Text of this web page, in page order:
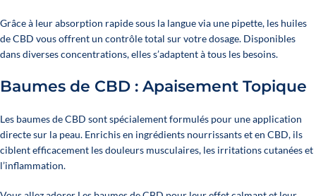
Grâce à leur absorption rapide sous la langue via une pipette, les huiles
de CBD vous offrent un contrôle total sur votre dosage. Disponibles
dans diverses concentrations, elles s’adaptent à tous les besoins.
Baumes de CBD : Apaisement Topique
Les baumes de CBD sont spécialement formulés pour une application
directe sur la peau. Enrichis en ingrédients nourrissants et en CBD, ils
ciblent efficacement les douleurs musculaires, les irritations cutanées et
l’inflammation.